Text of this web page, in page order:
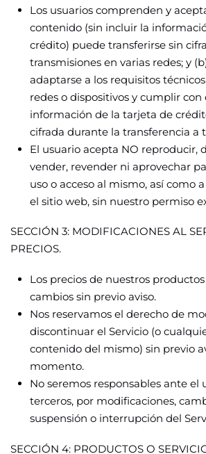
Los usuarios comprenden y
contenido (sin incluir la
crédito) puede transferirse sin
transmisiones en varias redes; y
adaptarse a los requisitos
redes o dispositivos y cumplir con
información de la tarjeta de
cifrada durante la transferencia a
El usuario acepta NO reproducir,
vender, revender ni aprovechar
uso o acceso al mismo, así como
el sitio web, sin nuestro permiso
SECCIÓN 3: MODIFICACIONES AL
PRECIOS.
Los precios de nuestros
cambios sin previo aviso.
Nos reservamos el derecho de
discontinuar el Servicio (o
contenido del mismo) sin previo
momento.
No seremos responsables ante el
terceros, por modificaciones,
suspensión o interrupción del
SECCIÓN 4: PRODUCTOS O